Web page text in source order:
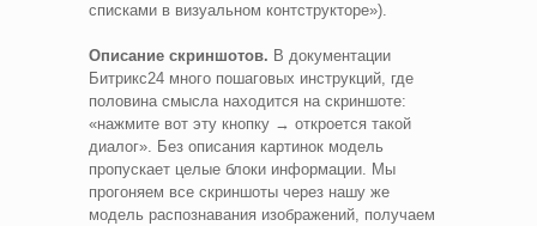
списками в визуальном контструкторе»).
Описание скриншотов. В документации
Битрикс24 много пошаговых инструкций, где
половина смысла находится на скриншоте:
«нажмите вот эту кнопку → откроется такой
диалог». Без описания картинок модель
пропускает целые блоки информации. Мы
прогоняем все скриншоты через нашу же
модель распознавания изображений, получаем